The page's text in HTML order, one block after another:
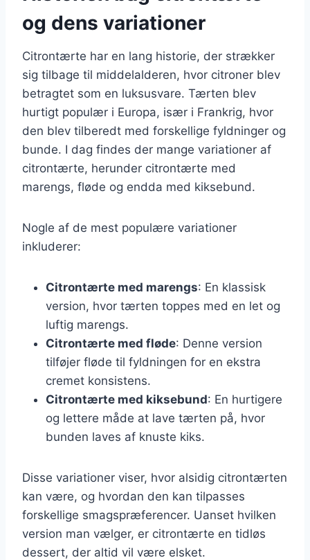
og dens variationer
Citrontærte har en lang historie, der strækker
sig tilbage til middelalderen, hvor citroner blev
betragtet som en luksusvare. Tærten blev
hurtigt populær i Europa, især i Frankrig, hvor
den blev tilberedt med forskellige fyldninger og
bunde. I dag findes der mange variationer af
citrontærte, herunder citrontærte med
marengs, fløde og endda med kiksebund.
Nogle af de mest populære variationer
inkluderer:
Citrontærte med marengs: En klassisk
version, hvor tærten toppes med en let og
luftig marengs.
Citrontærte med fløde: Denne version
tilføjer fløde til fyldningen for en ekstra
cremet konsistens.
Citrontærte med kiksebund: En hurtigere
og lettere måde at lave tærten på, hvor
bunden laves af knuste kiks.
Disse variationer viser, hvor alsidig citrontærten
kan være, og hvordan den kan tilpasses
forskellige smagspræferencer. Uanset hvilken
version man vælger, er citrontærte en tidløs
dessert, der altid vil være elsket.